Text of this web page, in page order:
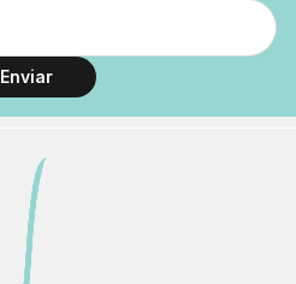
Enviar